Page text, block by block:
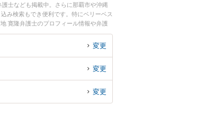
士なども掲載中。さらに那覇市や沖縄
み検索もでき便利です。特にベリーベス
寛隆弁護士のプロフィール情報や弁護
』『冤罪・無実・正当防衛のトラブル解
』などでお困りの相談者さんにおすすめ
変更
変更
変更